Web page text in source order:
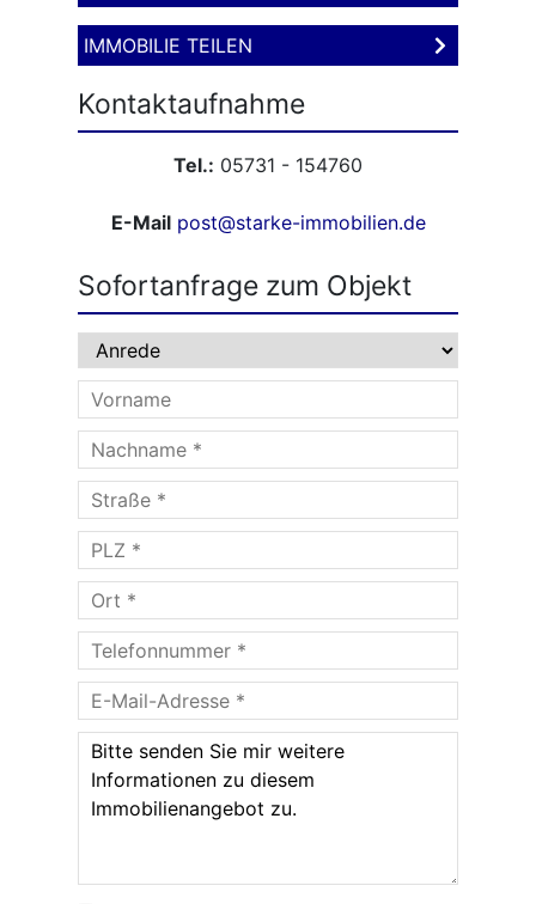
IMMOBILIE TEILEN
Kontaktaufnahme
Tel.: 05731 - 154760
E-Mail post@starke-immobilien.de
Sofortanfrage zum Objekt